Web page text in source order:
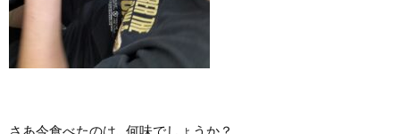
さあ今食べたのは…何味でしょうか？